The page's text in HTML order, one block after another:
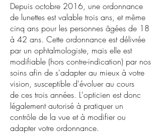
Depuis octobre 2016, une ordonnance
de lunettes est valable trois ans, et même
cinq ans pour les personnes âgées de 18
à 42 ans. Cette ordonnance est délivrée
par un ophtalmologiste, mais elle est
modifiable (hors contre-indication) par nos
soins afin de s'adapter au mieux à votre
vision, susceptible d'évoluer au cours
de ces trois années. L'opticien est donc
légalement autorisé à pratiquer un
contrôle de la vue et à modifier ou
adapter votre ordonnance.